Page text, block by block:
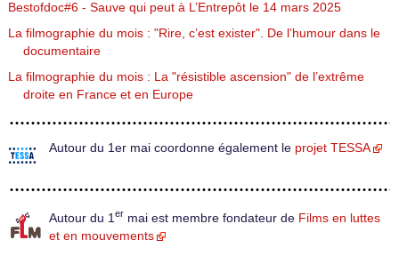
Bestofdoc#6 - Sauve qui peut à L’Entrepôt le 14 mars 2025
La filmographie du mois : "Rire, c’est exister". De l’humour dans le
documentaire
La filmographie du mois : La "résistible ascension" de l’extrême
droite en France et en Europe
Autour du 1er mai coordonne également le projet TESSA
Autour du 1 er mai est membre fondateur de Films en luttes
et en mouvements